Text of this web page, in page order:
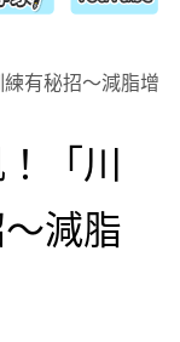
有秘招～減脂增
「川
減脂